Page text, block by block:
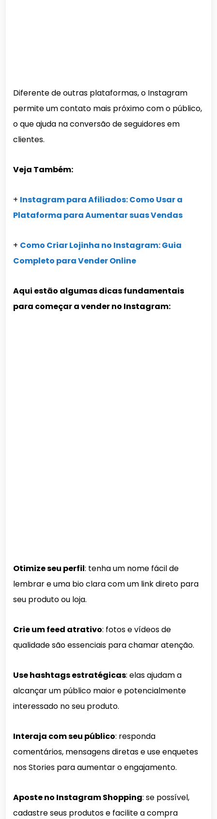
Diferente de outras plataformas, o Instagram
permite um contato mais próximo com o público,
o que ajuda na conversão de seguidores em
clientes.
Veja Também:
+ Instagram para Afiliados: Como Usar a
Plataforma para Aumentar suas Vendas
+ Como Criar Lojinha no Instagram: Guia
Completo para Vender Online
Aqui estão algumas dicas fundamentais
para começar a vender no Instagram:
Otimize seu perfil: tenha um nome fácil de
lembrar e uma bio clara com um link direto para
seu produto ou loja.
Crie um feed atrativo: fotos e vídeos de
qualidade são essenciais para chamar atenção.
Use hashtags estratégicas: elas ajudam a
alcançar um público maior e potencialmente
interessado no seu produto.
Interaja com seu público: responda
comentários, mensagens diretas e use enquetes
nos Stories para aumentar o engajamento.
Aposte no Instagram Shopping: se possível,
cadastre seus produtos e facilite a compra